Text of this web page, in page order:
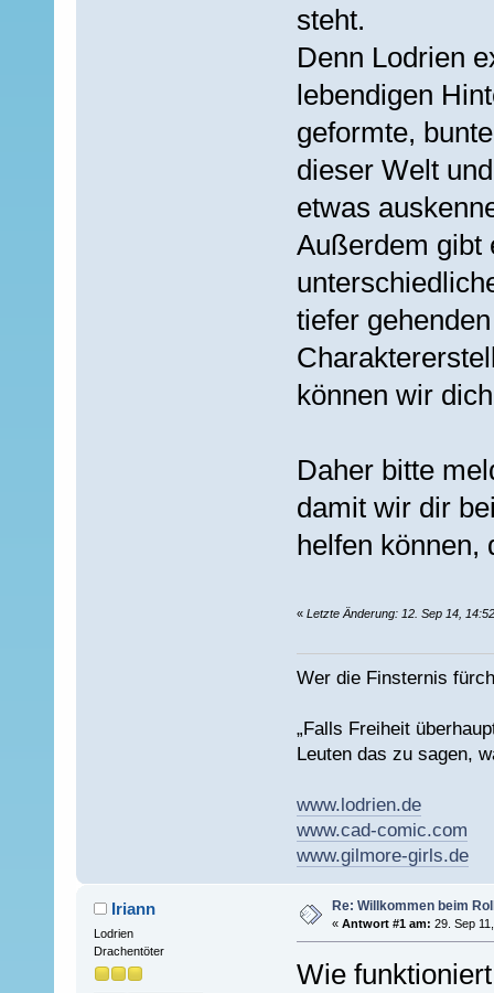
steht.
Denn Lodrien
lebendigen
geformte,
dieser Welt
etwas
Außerdem gibt
tiefer
können wir
Daher bitte
damit wir dir
helfen können,
« Letzte Änderung: 12. Sep 14,
Wer die Finsternis
„Falls Freiheit
Leuten das zu sagen,
www.lodrien.de
www.cad-comic.com
www.gilmore-girls.de
Iriann
Lodrien
Drachentöter
Re: Willkommen beim
« Antwort #1 am: 29. Sep
Wie